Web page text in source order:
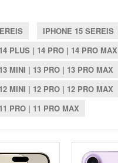
IPHONE 15 SEREIS
PLUS | 14 PRO | 14 PRO MAX
MINI | 13 PRO | 13 PRO MAX
MINI | 12 PRO | 12 PRO MAX
PRO | 11 PRO MAX